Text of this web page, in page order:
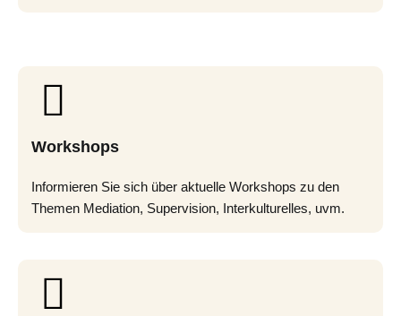
Workshops
Informieren Sie sich über aktuelle Workshops zu den
Themen Mediation, Supervision, Interkulturelles, uvm.